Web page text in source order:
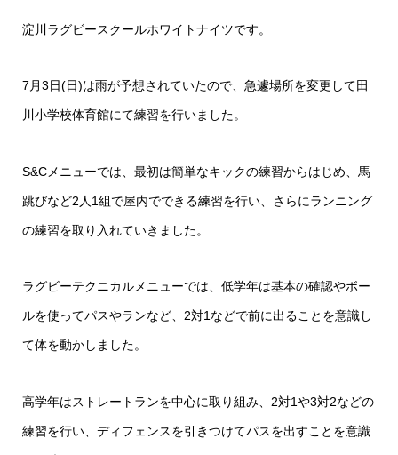
淀川ラグビースクールホワイトナイツです。
7月3日(日)は雨が予想されていたので、急遽場所を変更して田
川小学校体育館にて練習を行いました。
S&Cメニューでは、最初は簡単なキックの練習からはじめ、馬
跳びなど2人1組で屋内でできる練習を行い、さらにランニング
の練習を取り入れていきました。
ラグビーテクニカルメニューでは、低学年は基本の確認やボー
ルを使ってパスやランなど、2対1などで前に出ることを意識し
て体を動かしました。
高学年はストレートランを中心に取り組み、2対1や3対2などの
練習を行い、ディフェンスを引きつけてパスを出すことを意識